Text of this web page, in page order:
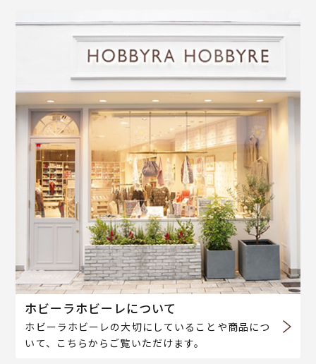
ホビーラホビーレについて
ホビーラホビーレの大切にしていることや商品につ
いて、こちらからご覧いただけます。